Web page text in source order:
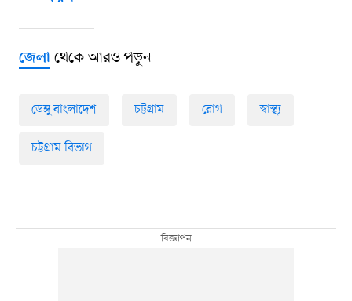
জেলাথেকে আরও পড়ুন
ডেঙ্গু বাংলাদেশ চট্টগ্রাম রোগ স্বাস্থ্য
চট্টগ্রাম বিভাগ